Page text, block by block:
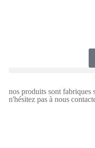
nos produits sont fabriques
n'hésitez pas à nous